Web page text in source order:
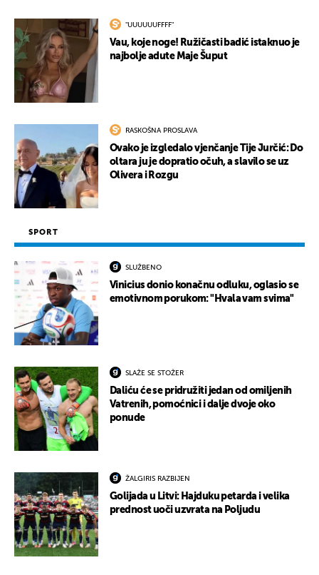
"UUUUUUFFFF"
Vau, koje noge! Ružičasti badić istaknuo je
najbolje adute Maje Šuput
RASKOŠNA PROSLAVA
Ovako je izgledalo vjenčanje Tije Jurčić: Do
oltara ju je dopratio očuh, a slavilo se uz
Olivera i Rozgu
SPORT
SLUŽBENO
Vinicius donio konačnu odluku, oglasio se
emotivnom porukom: "Hvala vam svima"
SLAŽE SE STOŽER
Daliću će se pridružiti jedan od omiljenih
Vatrenih, pomoćnici i dalje dvoje oko
ponude
ŽALGIRIS RAZBIJEN
Golijada u Litvi: Hajduku petarda i velika
prednost uoči uzvrata na Poljudu